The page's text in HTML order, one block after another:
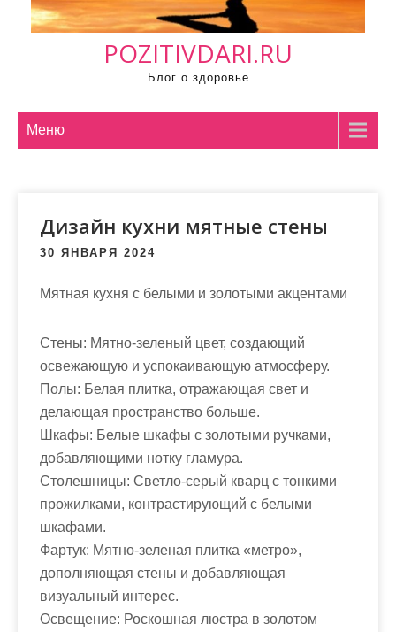
POZITIVDARI.RU
Блог о здоровье
Меню
Дизайн кухни мятные стены
30 ЯНВАРЯ 2024
Мятная кухня с белыми и золотыми акцентами
Стены: Мятно-зеленый цвет, создающий
освежающую и успокаивающую атмосферу.
Полы: Белая плитка, отражающая свет и
делающая пространство больше.
Шкафы: Белые шкафы с золотыми ручками,
добавляющими нотку гламура.
Столешницы: Светло-серый кварц с тонкими
прожилками, контрастирующий с белыми
шкафами.
Фартук: Мятно-зеленая плитка «метро»,
дополняющая стены и добавляющая
визуальный интерес.
Освещение: Роскошная люстра в золотом